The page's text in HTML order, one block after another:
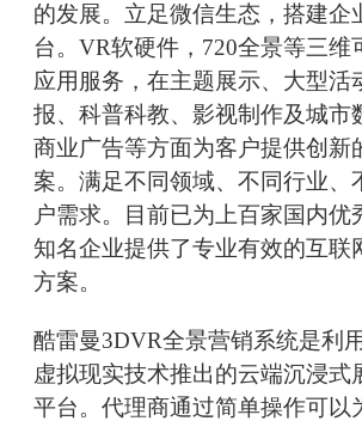
的发展。立足微信生态，搭建企
台。VR软硬件，720全景等三维
应用服务，在主题展示、大型活
报、科普科教、影视制作及城市
商业广告等方面为客户提供创新
案。满足不同领域、不同行业、
户需求。目前已为上百家国内优
知名企业提供了专业有效的互联
方案。
酷雷曼3DVR全景营销系统是利
虚拟现实技术推出的云端沉浸式
平台。代理商通过简单操作可以